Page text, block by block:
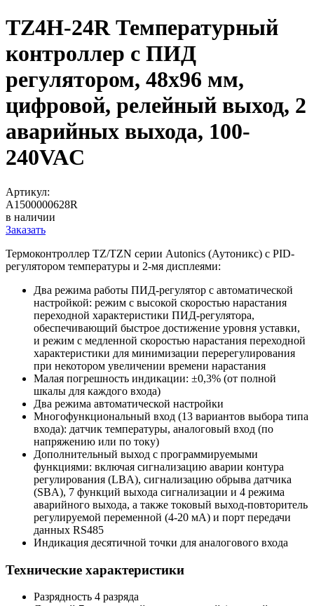
TZ4H-24R Температурный
контроллер с ПИД
регулятором, 48х96 мм,
цифровой, релейный выход, 2
аварийных выхода, 100-
240VAC
Артикул:
A1500000628R
в наличии
Заказать
Термоконтроллер TZ/TZN cерии Autonics (Аутоникс) c PID-
регулятором температуры и 2-мя дисплеями:
Два режима работы ПИД-регулятор с автоматической
настройкой: режим с высокой скоростью нарастания
переходной характеристики ПИД-регулятора,
обеспечивающий быстрое достижение уровня уставки,
и режим с медленной скоростью нарастания переходной
характеристики для минимизации перерегулирования
при некотором увеличении времени нарастания
Малая погрешность индикации: ±0,3% (от полной
шкалы для каждого входа)
Два режима автоматической настройки
Многофункциональный вход (13 вариантов выбора типа
входа): датчик температуры, аналоговый вход (по
напряжению или по току)
Дополнительный выход с программируемыми
функциями: включая сигнализацию аварии контура
регулирования (LBA), сигнализацию обрыва датчика
(SBA), 7 функций выхода сигнализации и 4 режима
аварийного выхода, а также токовый выход-повторитель
регулируемой переменной (4-20 мА) и порт передачи
данных RS485
Индикация десятичной точки для аналогового входа
Технические характеристики
Разрядность 4 разряда